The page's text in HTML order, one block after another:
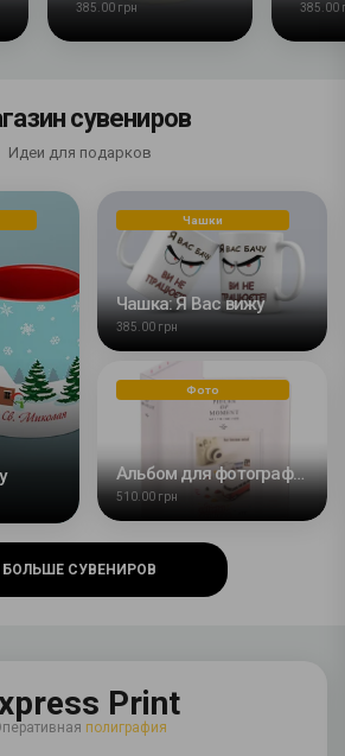
385.00 грн 385.00
сувениров
Идеи для подарков
Чашки
Чашка: Я Вас вижу
385.00 грн
Фото
Альбом для фотографий Fuji Instax Mini 64 кадра
510.00 грн
БОЛЬШЕ СУВЕНИРОВ
Print
полиграфия